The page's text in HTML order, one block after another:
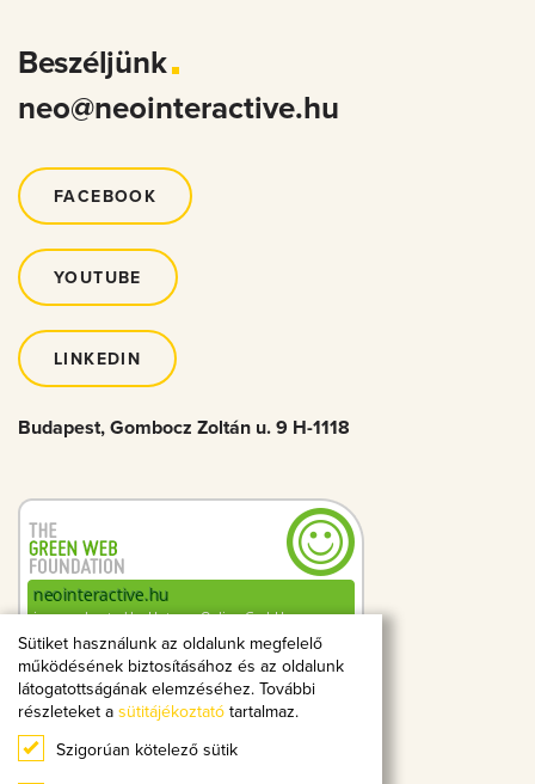
Beszéljünk
neo@neointeractive.hu
FACEBOOK
YOUTUBE
LINKEDIN
Budapest, Gombocz Zoltán u. 9 H-1118
0.18g CO2kibocsátás
megtekintésenként
A hellogreenweb.hu mérése alapján
Sütiket használunk az oldalunk megfelelő
működésének biztosításához és az oldalunk
látogatottságának elemzéséhez. További
részleteket a sütitájékoztató tartalmaz.
Szigorúan kötelező sütik